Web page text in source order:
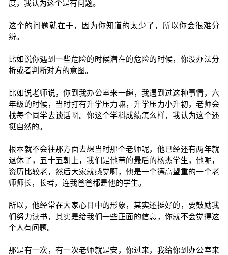
度，我认为这个是有问题。
这个的问题就在于，因为你知道的太少了，所以你会很难分
辨。
比如说你遇到一些危险的时候潜在的危险的时候，你没办法分
析或者判断对方的意图。
比如说老师说，你到我办公室来一趟，我遇到过这种事情，六
年级的时候，当时打有升学压力嘛，升学压力小升初，老师会
找每个同学去谈话啊。你这个学科成绩怎么样，我认为这个还
挺自然的。
根本就不会往那方面去想当时那个老师呢，他已经还有两年就
退休了，五十五朝上，我们是他带的最后的杨杰学生，他呢，
资历比较老，然后大家就感觉啊，他是一个德高望重的一个老
师师长，长者，连我爸爸都是他的学生。
所以，他经常在大家心目中的形象，其实还挺好的，要鼓励我
们努力读书，其实是给我们一些正面的信息，你就不会觉得这
个人有问题。
那是有一次，有一次老师就是安，你过来，我给你到办公室来